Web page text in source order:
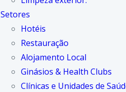
Setores
Hotéis
Restauração
Alojamento Local
Ginásios & Health Clubs
Clínicas e Unidades de